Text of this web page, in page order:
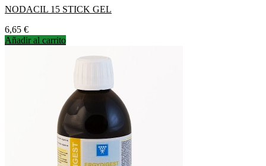
NODACIL 15 STICK GEL
Precio
6,65 €
Añadir al carrito